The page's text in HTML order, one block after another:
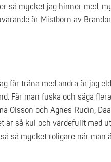
så mycket jag hinner med,
är Mistborn av
får träna med andra är jag
Får man fuska och säga
och Agnes Rudin,
så kul och värdefullt med
så mycket roligare när man